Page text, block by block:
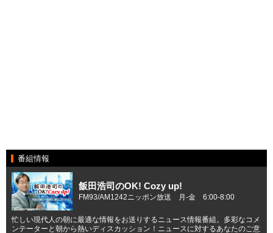
番組情報
飯田浩司のOK! Cozy up!
FM93/AM1242ニッポン放送 月-金 6:00-8:00
忙しい現代人の朝に最適な情報をお送りするニュース情報番組。多彩なコメ
ンテーターと朝から熱いディスカッション！ニュースに対するあなたのご意